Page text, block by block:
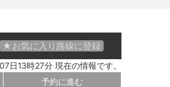
★お気に入り路線に登録
日13時27分 現在の情報です。
予約に進む